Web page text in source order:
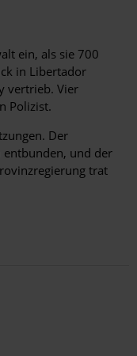
ein, als sie 700
in Libertador
vertrieb. Vier
Polizist.
Der
entbunden, und der
trat